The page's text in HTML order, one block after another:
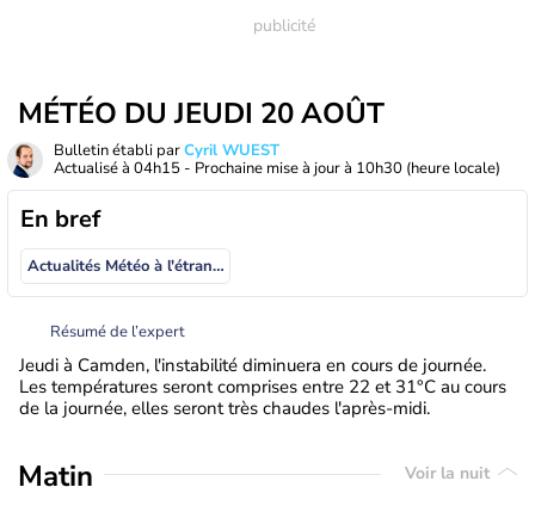
MÉTÉO DU JEUDI 20 AOÛT
Bulletin établi parCyril WUEST
Actualisé à 04h15 - Prochaine mise à jour à 10h30 (heure locale)
En bref
Actualités Météo à l'étranger
Résumé de l’expert
Jeudi à Camden, l'instabilité diminuera en cours de journée.
Les températures seront comprises entre 22 et 31°C au cours
de la journée, elles seront très chaudes l'après-midi.
Matin Voir la nuit